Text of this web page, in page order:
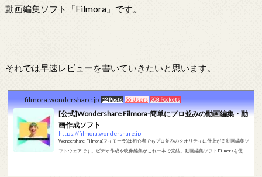
動画編集ソフト『Filmora』です。
それでは早速レビューを書いていきたいと思います。
filmora.wondershare.jp 12 Posts 56 Users 208 Pockets
[公式]Wondershare Filmora-簡単にプロ並みの動画編集・動
画作成ソフト
https://filmora.wondershare.jp
Wondershare Filmora(フィモーラ)は初心者でもプロ並みのクオリティに仕上がる動画編集ソ
フトウェアです。ビデオ作成や映像編集がこれ一本で完結。動画編集ソフトFilmoraを使っ